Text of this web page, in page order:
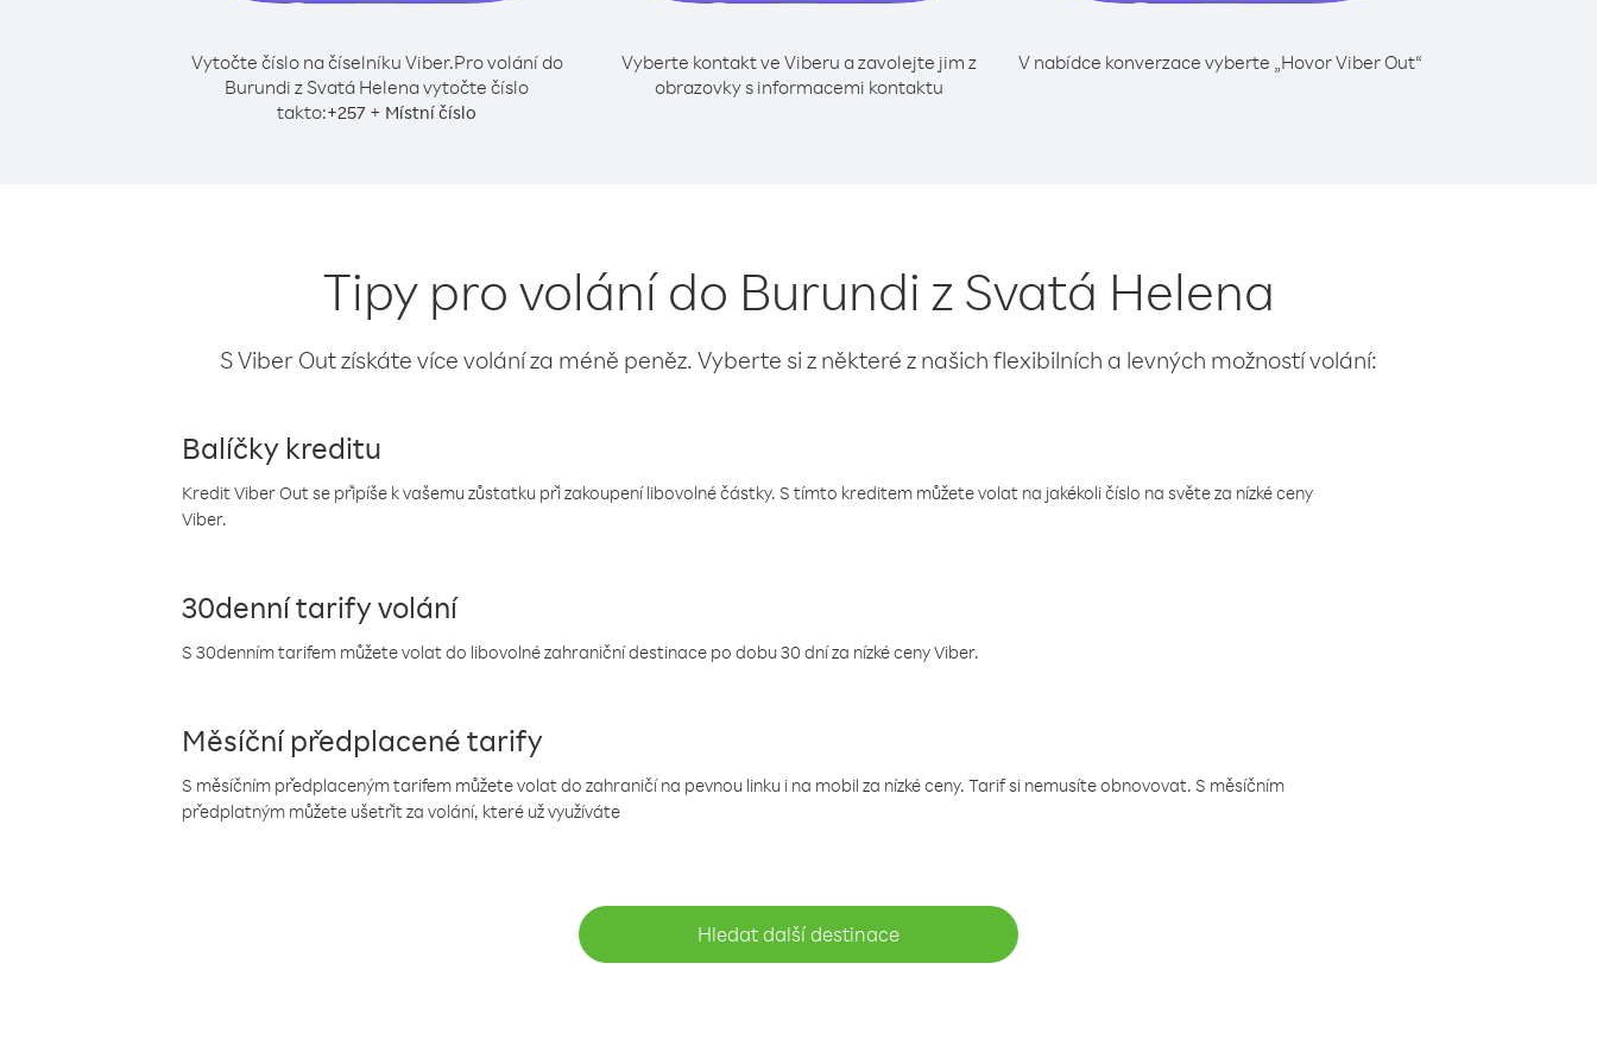
Vytočte číslo na číselníku Viber.Pro volání do
Burundi z Svatá Helena vytočte číslo
takto:+257 + Místní číslo
Vyberte kontakt ve Viberu a zavolejte jim z
obrazovky s informacemi kontaktu
V nabídce konverzace vyberte „Hovor Viber Out“
Tipy pro volání do Burundi z Svatá Helena
S Viber Out získáte více volání za méně peněz. Vyberte si z některé z našich flexibilních a levných možností volání:
Balíčky kreditu
Kredit Viber Out se připíše k vašemu zůstatku při zakoupení libovolné částky. S tímto kreditem můžete volat na jakékoli číslo na světe za nízké ceny
Viber.
30denní tarify volání
S 30denním tarifem můžete volat do libovolné zahraniční destinace po dobu 30 dní za nízké ceny Viber.
Měsíční předplacené tarify
S měsíčním předplaceným tarifem můžete volat do zahraničí na pevnou linku i na mobil za nízké ceny. Tarif si nemusíte obnovovat. S měsíčním
předplatným můžete ušetřit za volání, které už využíváte
Hledat další destinace